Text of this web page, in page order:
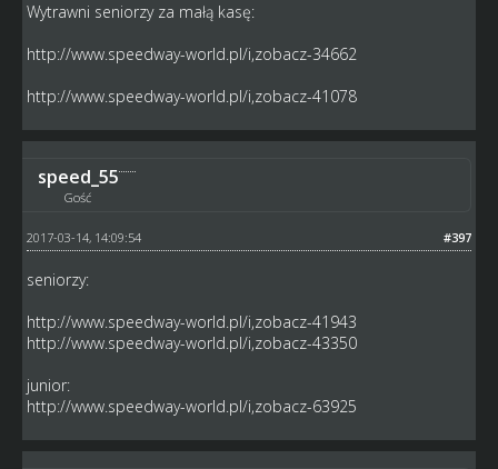
Wytrawni seniorzy za małą kasę:
http://www.speedway-world.pl/i,zobacz-34662
http://www.speedway-world.pl/i,zobacz-41078
speed_55
Gość
#397
2017-03-14, 14:09:54
seniorzy:
http://www.speedway-world.pl/i,zobacz-41943
http://www.speedway-world.pl/i,zobacz-43350
junior:
http://www.speedway-world.pl/i,zobacz-63925